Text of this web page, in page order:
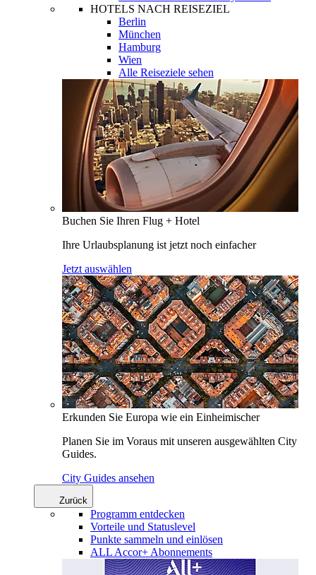
HOTELS NACH REISEZIEL
Berlin
München
Hamburg
Wien
Alle Reiseziele sehen
Buchen Sie Ihren Flug + Hotel
Ihre Urlaubsplanung ist jetzt noch einfacher
Jetzt auswählen
Erkunden Sie Europa wie ein Einheimischer
Planen Sie im Voraus mit unseren ausgewählten City
Guides.
City Guides ansehen
Zurück
Programm entdecken
Vorteile und Statuslevel
Punkte sammeln und einlösen
ALL Accor+ Abonnements